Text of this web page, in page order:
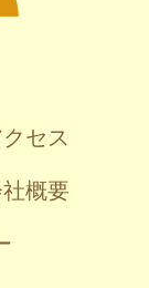
セス
概要